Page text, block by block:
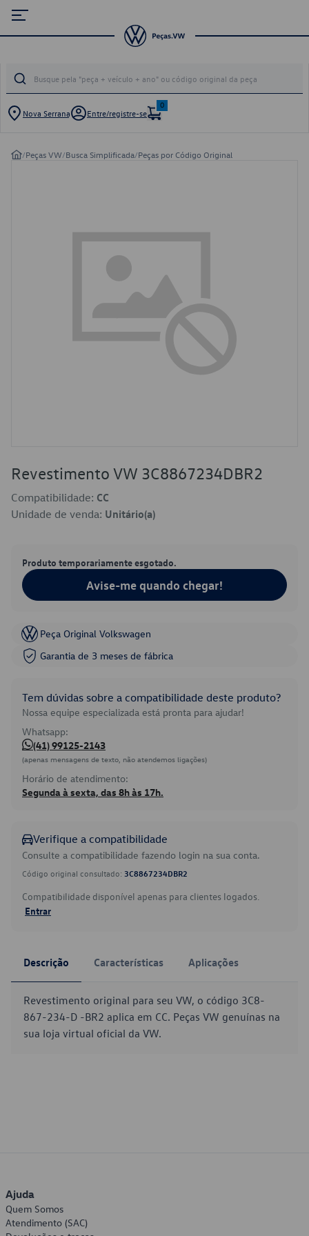
Nova Serrana Entre/registre-se
0
/Peças VW/Busca Simplificada/Peças por Código Original
Revestimento VW 3C8867234DBR2
Compatibilidade: CC
Unidade de venda: Unitário(a)
Produto temporariamente esgotado.
Avise-me quando chegar!
Peça Original Volkswagen
Garantia de 3 meses de fábrica
Tem dúvidas sobre a compatibilidade deste produto?
Nossa equipe especializada está pronta para ajudar!
Whatsapp:
(41) 99125-2143
(apenas mensagens de texto, não atendemos ligações)
Horário de atendimento:
Segunda à sexta, das 8h às 17h.
Verifique a compatibilidade
Consulte a compatibilidade fazendo login na sua conta.
Código original consultado: 3C8867234DBR2
Compatibilidade disponível apenas para clientes logados.
Entrar
Descrição Características Aplicações
Revestimento original para seu VW, o código 3C8-
867-234-D -BR2 aplica em CC. Peças VW genuínas na
sua loja virtual oficial da VW.
Ajuda
Quem Somos
Atendimento (SAC)